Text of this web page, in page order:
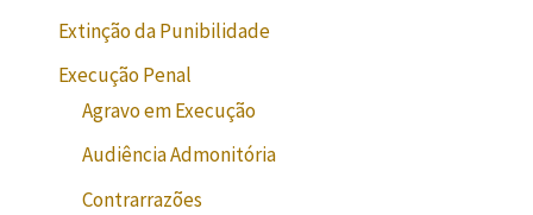
Extinção da Punibilidade
Execução Penal
Agravo em Execução
Audiência Admonitória
Contrarrazões